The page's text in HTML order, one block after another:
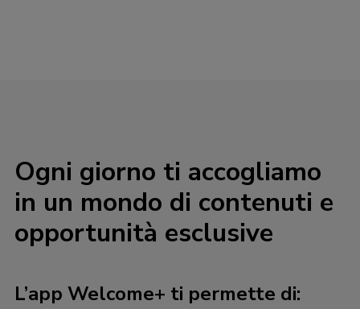
Ogni giorno ti accogliamo
in un mondo di contenuti e
opportunità esclusive
L’app Welcome+ ti permette di: